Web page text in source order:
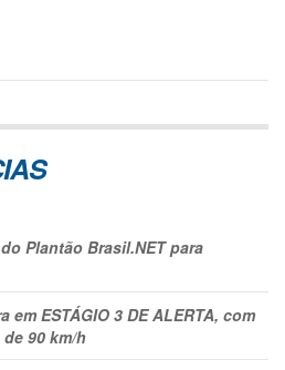
Plantão Brasil.NET para
em ESTÁGIO 3 DE ALERTA, com
90 km/h